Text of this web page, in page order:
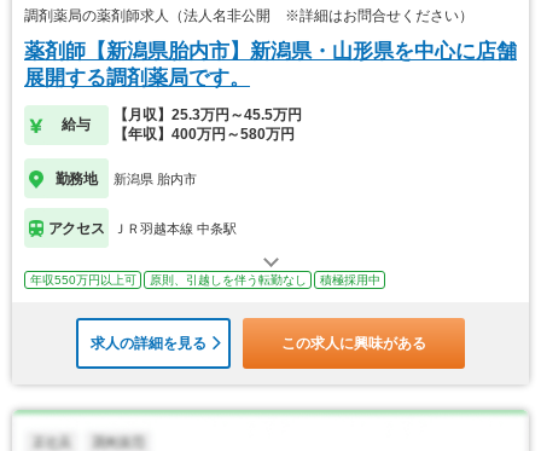
調剤薬局の薬剤師求人（法人名非公開 ※詳細はお問合せください）
薬剤師【新潟県胎内市】新潟県・山形県を中心に店舗
展開する調剤薬局です。
給与
【月収】25.3万円～45.5万円
【年収】400万円～580万円
勤務地 新潟県 胎内市
アクセス ＪＲ羽越本線 中条駅
年収550万円以上可 原則、引越しを伴う転勤なし 積極採用中
求人の詳細を見る この求人に興味がある